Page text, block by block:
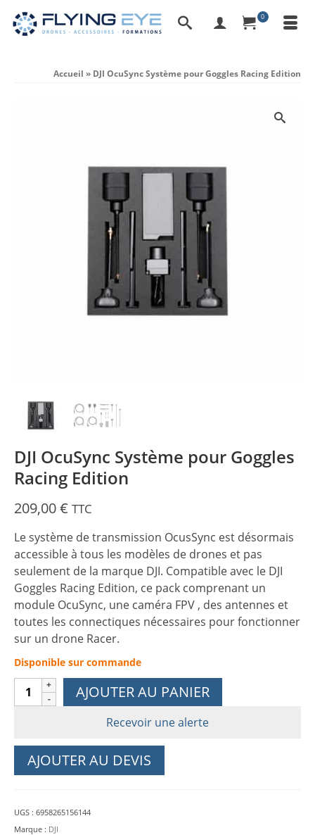
0
Accueil » DJI OcuSync Système pour Goggles Racing Edition
DJI OcuSync Système pour Goggles
Racing Edition
209,00€ TTC
Le système de transmission OcusSync est désormais
accessible à tous les modèles de drones et pas
seulement de la marque DJI. Compatible avec le DJI
Goggles Racing Edition, ce pack comprenant un
module OcuSync, une caméra FPV , des antennes et
toutes les connectiques nécessaires pour fonctionner
sur un drone Racer.
Disponible sur commande
quantité
de
Système
pour
Edition
AJOUTER AU PANIER
Recevoir une alerte
AJOUTER AU DEVIS
UGS : 6958265156144
Marque : DJI